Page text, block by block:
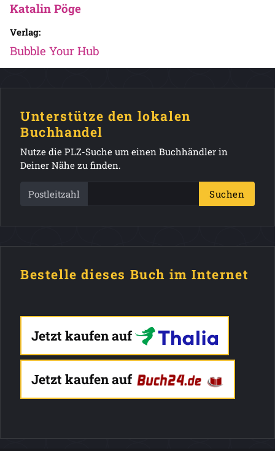
Katalin Pöge
Verlag:
Bubble Your Hub
Unterstütze den lokalen
Buchhandel
Nutze die PLZ-Suche um einen Buchhändler in
Deiner Nähe zu finden.
Postleitzahl Suchen
Bestelle dieses Buch im Internet
Jetzt kaufen auf
Jetzt kaufen auf